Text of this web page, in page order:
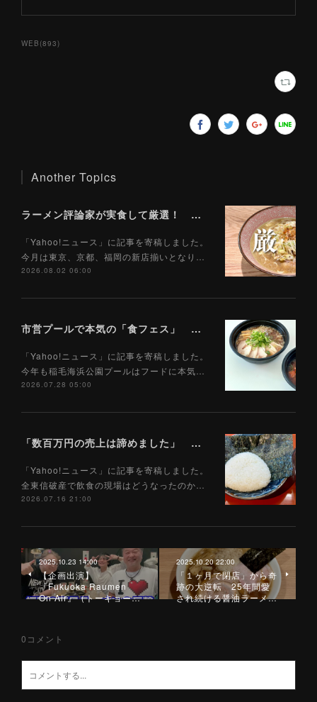
WEB (893)
Another Topics
ラーメン評論家が実食して厳選！ 「いま絶対に食べるべきラーメン」ベスト５！【2026年８月】（ Yahoo!ニュース）8/2
「Yahoo!ニュース」に記事を寄稿しました。
今月は東京、京都、福岡の新店揃いとなり…
2026.08.02 06:00
市営プールで本気の「食フェス」 プールサイドで味わえる「ご当地麺」の実力は？（Yahoo!ニュース）7/28
「Yahoo!ニュース」に記事を寄稿しました。
今年も稲毛海浜公園プールはフードに本気…
2026.07.28 05:00
「数百万円の売上は諦めました」 全東信破産で飲食店はどうなったのか？ 被害を受けた飲食店店主に聞いた（Yahoo!ニュース）7/17
「Yahoo!ニュース」に記事を寄稿しました。
全東信破産で飲食の現場はどうなったのか…
2026.07.16 21:00
2025.10.23 14:00
【企画出演】
『Fukuoka Raumen
On Air』（トーキョー…
2025.10.20 22:00
「１ヶ月で閉店」から奇
跡の大逆転 25年間愛
され続ける醤油ラーメ…
0 コメント